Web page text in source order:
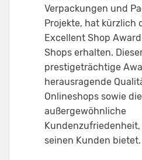
Verpackungen und
Projekte, hat kürzlich
Excellent Shop
Shops erhalten.
prestigeträchtige
herausragende
Onlineshops sowie die
außergewöhnliche
seinen Kunden bietet.